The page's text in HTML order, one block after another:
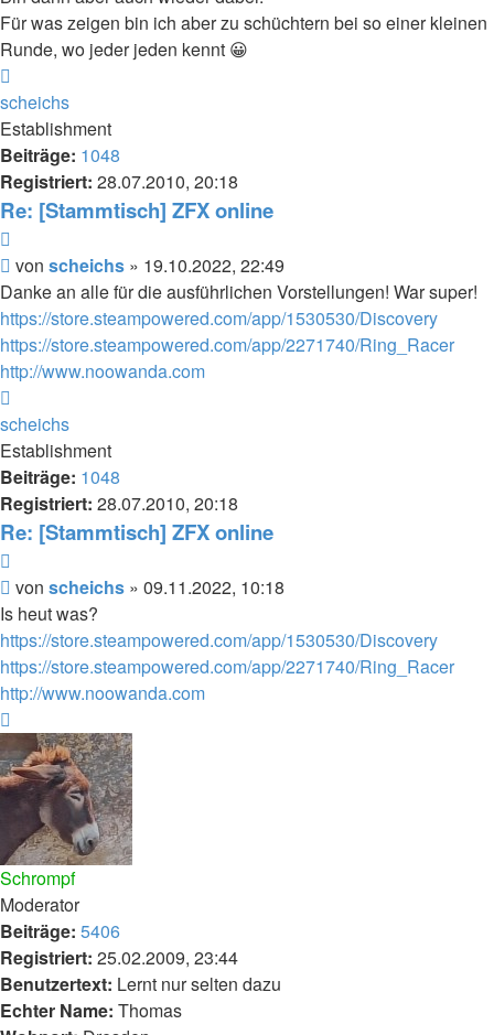
Für was zeigen bin ich aber zu schüchtern bei so einer kleinen
Runde, wo jeder jeden kennt 😀
oben
scheichs
Establishment
Beiträge: 1048
Registriert: 28.07.2010, 20:18
Re: [Stammtisch] ZFX online
Beitrag
von scheichs » 19.10.2022, 22:49
Danke an alle für die ausführlichen Vorstellungen! War super!
https://store.steampowered.com/app/1530530/Discovery
https://store.steampowered.com/app/2271740/Ring_Racer
http://www.noowanda.com
oben
scheichs
Establishment
Beiträge: 1048
Registriert: 28.07.2010, 20:18
Re: [Stammtisch] ZFX online
Beitrag
von scheichs » 09.11.2022, 10:18
Is heut was?
https://store.steampowered.com/app/1530530/Discovery
https://store.steampowered.com/app/2271740/Ring_Racer
http://www.noowanda.com
oben
Schrompf
Moderator
Beiträge: 5406
Registriert: 25.02.2009, 23:44
Benutzertext: Lernt nur selten dazu
Echter Name: Thomas